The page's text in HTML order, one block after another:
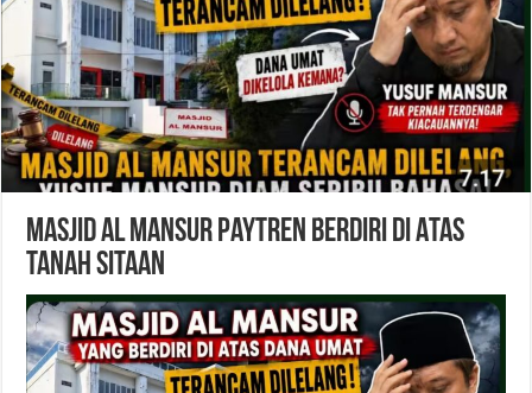
Masjid Al Mansur Paytren Berdiri di Atas
Tanah Sitaan